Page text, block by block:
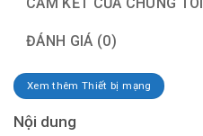
ĐÁNH GIÁ (0)
Xem thêm Thiết bị mạng
Nội dung